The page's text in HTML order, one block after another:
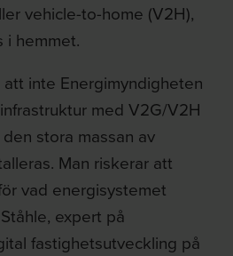
vehicle-to-home (V2H),
i hemmet.
inte Energimyndigheten
med V2G/V2H
stora massan av
Man riskerar att
vad energisystemet
expert på
fastighetsutveckling på